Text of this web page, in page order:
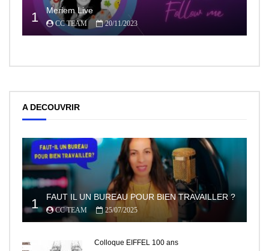
1 Meriem Live
CC TEAM 20/11/2023
A DECOUVRIR
1 FAUT IL UN BUREAU POUR BIEN TRAVAILLER ?
CC TEAM 25/07/2025
Colloque EIFFEL 100 ans